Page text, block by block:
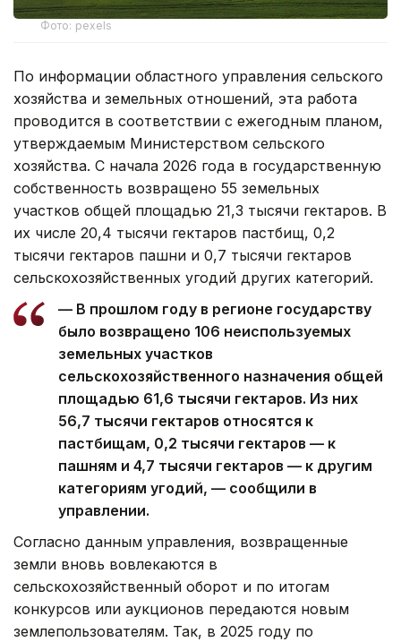
Фото: pexels
По информации областного управления сельского
хозяйства и земельных отношений, эта работа
проводится в соответствии с ежегодным планом,
утверждаемым Министерством сельского
хозяйства. С начала 2026 года в государственную
собственность возвращено 55 земельных
участков общей площадью 21,3 тысячи гектаров. В
их числе 20,4 тысячи гектаров пастбищ, 0,2
тысячи гектаров пашни и 0,7 тысячи гектаров
сельскохозяйственных угодий других категорий.
— В прошлом году в регионе государству
было возвращено 106 неиспользуемых
земельных участков
сельскохозяйственного назначения общей
площадью 61,6 тысячи гектаров. Из них
56,7 тысячи гектаров относятся к
пастбищам, 0,2 тысячи гектаров — к
пашням и 4,7 тысячи гектаров — к другим
категориям угодий, — сообщили в
управлении.
Согласно данным управления, возвращенные
земли вновь вовлекаются в
сельскохозяйственный оборот и по итогам
конкурсов или аукционов передаются новым
землепользователям. Так, в 2025 году по